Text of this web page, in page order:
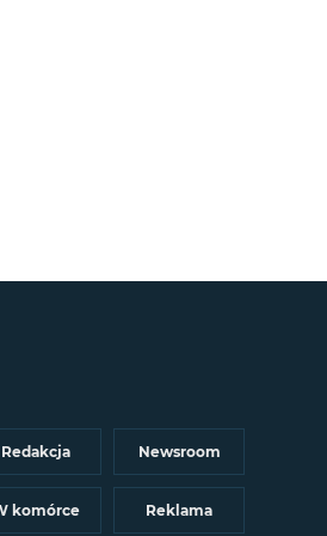
Redakcja Newsroom
komórce Reklama